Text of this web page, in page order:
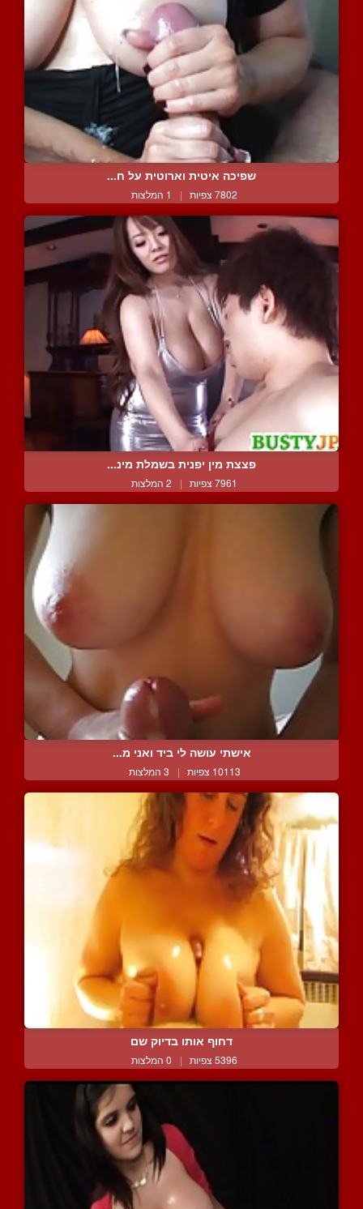
שפיכה איטית וארוטית על ח...
7802 צפיות | 1 המלצות
פצצת מין יפנית בשמלת מינ...
7961 צפיות | 2 המלצות
אישתי עושה לי ביד ואני מ...
10113 צפיות | 3 המלצות
דחוף אותו בדיוק שם
5396 צפיות | 0 המלצות